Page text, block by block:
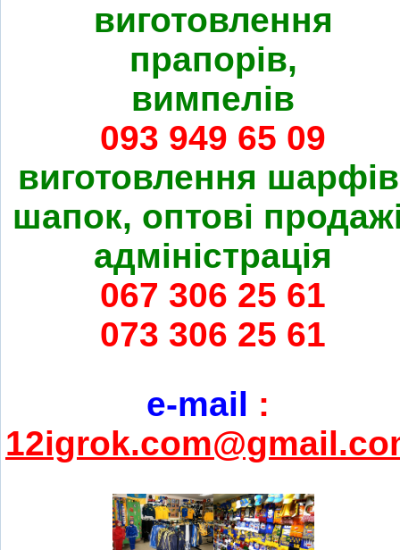
виготовлення
прапорів,
вимпелів
093 949 65 09
виготовлення
шапок, оптові
адміністрація
067 306 25 61
073 306 25 61
e-mail :